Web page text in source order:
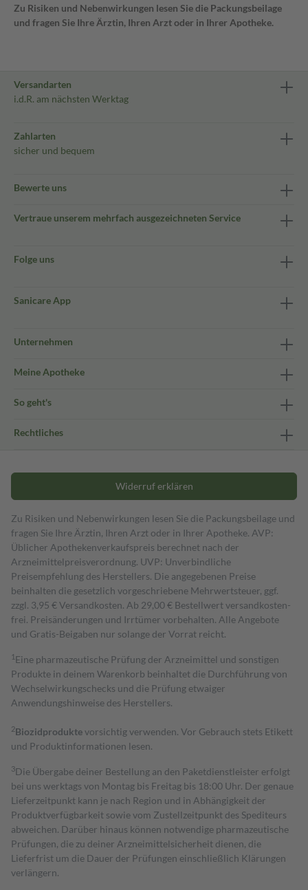
Zu Risiken und Nebenwirkungen lesen Sie die Packungsbeilage
und fragen Sie Ihre Ärztin, Ihren Arzt oder in Ihrer Apotheke.
Versandarten
i.d.R. am nächsten Werktag
Zahlarten
sicher und bequem
Bewerte uns
Vertraue unserem mehrfach ausgezeichneten Service
Folge uns
Sanicare App
Unternehmen
Meine Apotheke
So geht's
Rechtliches
Widerruf erklären
Zu Risiken und Nebenwirkungen lesen Sie die Packungsbeilage und
fragen Sie Ihre Ärztin, Ihren Arzt oder in Ihrer Apotheke. AVP:
Üblicher Apothekenverkaufspreis berechnet nach der
Arzneimittelpreisverordnung. UVP: Unverbindliche
Preisempfehlung des Herstellers. Die angegebenen Preise
beinhalten die gesetzlich vorgeschriebene Mehrwertsteuer, ggf.
zzgl. 3,95 € Versandkosten. Ab 29,00 € Bestell­wert versand­kosten­
frei. Preisänderungen und Irrtümer vorbehalten. Alle Angebote
und Gratis-Beigaben nur solange der Vorrat reicht.
1 Eine pharmazeutische Prüfung der Arzneimittel und sonstigen
Produkte in deinem Warenkorb beinhaltet die Durchführung von
Wechselwirkungschecks und die Prüfung etwaiger
Anwendungshinweise des Herstellers.
2Biozidproduktevorsichtig verwenden. Vor Gebrauch stets Etikett
und Produktinformationen lesen.
3Die Übergabe deiner Bestellung an den Paketdienstleister erfolgt
bei uns werktags von Montag bis Freitag bis 18:00 Uhr. Der genaue
Lieferzeitpunkt kann je nach Region und in Abhängigkeit der
Produktverfügbarkeit sowie vom Zustellzeitpunkt des Spediteurs
abweichen. Darüber hinaus können notwendige pharmazeutische
Prüfungen, die zu deiner Arzneimittelsicherheit dienen, die
Lieferfrist um die Dauer der Prüfungen einschließlich Klärungen
verlängern.